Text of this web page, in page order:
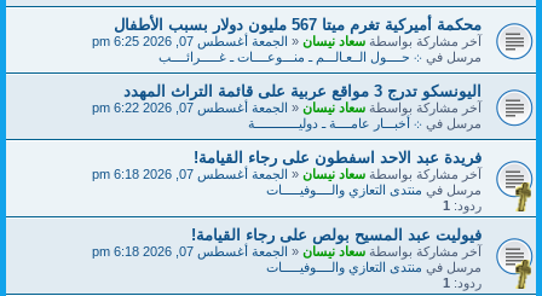
محكمة أميركية تغرم ميتا 567 مليون دولار بسبب الأطفال
آخر مشاركة بواسطةسعاد نيسان«الجمعة أغسطس 07, 2026 6:25 pm
مرسل في܀ حــــول الــعـالـــم ـ منـــوعــــات ـ غـــــرائــــب
اليونسكو تدرج 3 مواقع عربية على قائمة التراث المهدد
آخر مشاركة بواسطةسعاد نيسان«الجمعة أغسطس 07, 2026 6:22 pm
مرسل في܀ أخبـــار عامــــة ـ دوليــــــــــــة
فريدة عبد الاحد اسفطون على رجاء القيامة!
آخر مشاركة بواسطةسعاد نيسان«الجمعة أغسطس 07, 2026 6:18 pm
مرسل فيمنتدى التعازي والــــوفيـــــات
ردود: 1
فيوليت عبد المسيح بولص على رجاء القيامة!
آخر مشاركة بواسطةسعاد نيسان«الجمعة أغسطس 07, 2026 6:18 pm
مرسل فيمنتدى التعازي والــــوفيـــــات
ردود: 1